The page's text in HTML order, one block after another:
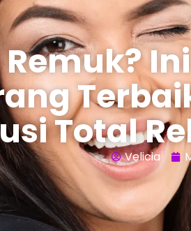
Total
Velicia